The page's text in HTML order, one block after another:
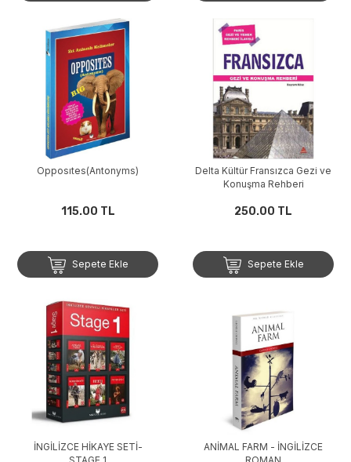
Opposıtes(Antonyms)
115.00 TL
Sepete Ekle
Delta Kültür Fransızca Gezi ve
Konuşma Rehberi
250.00 TL
Sepete Ekle
İNGİLİZCE HİKAYE SETİ-
ANİMAL FARM - İNGİLİZCE